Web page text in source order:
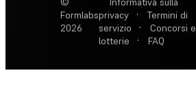
Formlabs
2026
privacy
·
Termini di
servizio
·
Concorsi e
lotterie
· FAQ